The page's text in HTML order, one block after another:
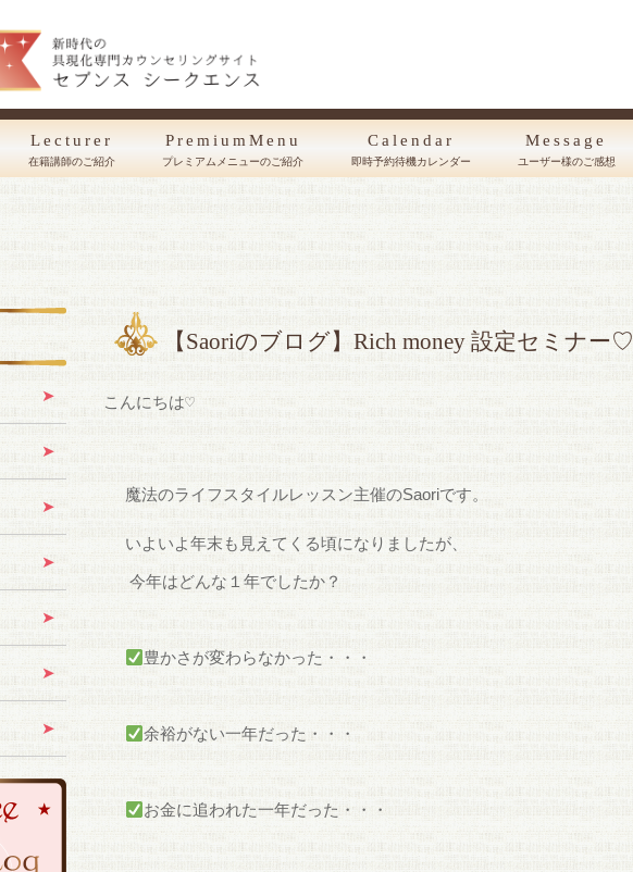
Lecturer
在籍講師のご紹介
PremiumMenu
プレミアムメニューのご紹介
Calendar
即時予約待機カレンダー
Message
ユーザー様のご感想
【Saoriのブログ】Rich money 設定セミナー♡
こんにちは♡
魔法のライフスタイルレッスン主催のSaoriです。
いよいよ年末も見えてくる頃になりましたが、
今年はどんな１年でしたか？
豊かさが変わらなかった・・・
余裕がない一年だった・・・
お金に追われた一年だった・・・